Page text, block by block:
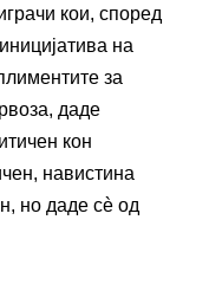
кои, според
на
за
даде
кон
навистина
но даде сè од